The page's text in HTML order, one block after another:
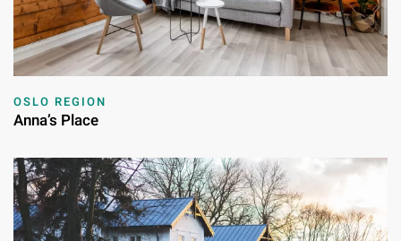
OSLO REGION
Anna’s Place